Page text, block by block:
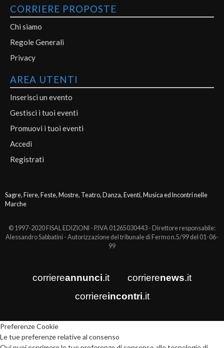
CORRIERE PROPOSTE
Chi siamo
Regole Generali
Privacy
AREA UTENTI
Inserisci un evento
Gestisci i tuoi eventi
Promuovi i tuoi eventi
Accedi
Registrati
Sagre, Fiere, Feste, Mostre, Teatro, Danza, Eventi, Musica ed Incontri nelle
Marche
© 1997-2020 FISAL EDIZIONI - P.IVA 01265030443 - Direttore responsabile:
Alessandro Sabbatini - Autorizzazione del tribunale di Fermo n.5/99 del 01-06-
99
corriereannunci.it corrierenews.it
corriereincontri.it
Preferenze Cookie
Le tue preferenze relative al consenso